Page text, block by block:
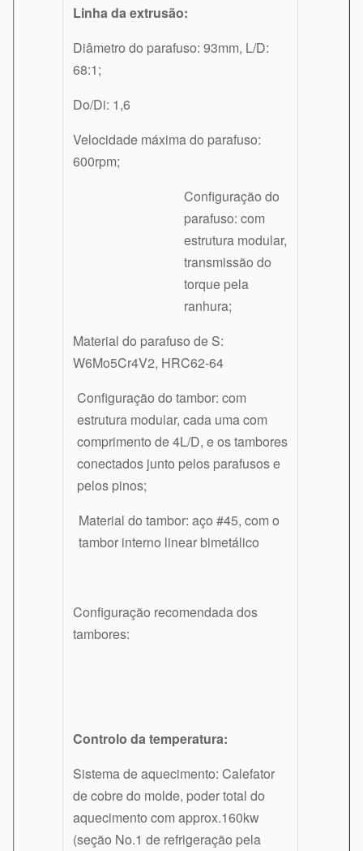
Linha da extrusão:
Diâmetro do parafuso: 93mm, L/D:
68:1;
Do/Di: 1,6
Velocidade máxima do parafuso:
600rpm;
Configuração do
parafuso: com
estrutura modular,
transmissão do
torque pela
ranhura;
Material do parafuso de S:
W6Mo5Cr4V2, HRC62-64
Configuração do tambor: com
estrutura modular, cada uma com
comprimento de 4L/D, e os tambores
conectados junto pelos parafusos e
pelos pinos;
Material do tambor: aço #45, com o
tambor interno linear bimetálico
Configuração recomendada dos
tambores:
Controlo da temperatura:
Sistema de aquecimento: Calefator
de cobre do molde, poder total do
aquecimento com approx.160kw
(seção No.1 de refrigeração pela